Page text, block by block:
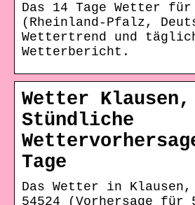
Das 14 Tage Wetter für
(Rheinland-Pfalz,
Wettertrend und
Wetterbericht.
Wetter
Stündliche
Tage
Das Wetter in Klausen,
54524 (Vorhersage für